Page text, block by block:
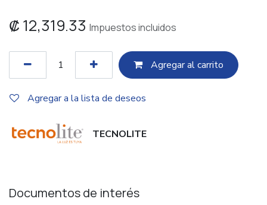
₡ 12,319.33 Impuestos incluidos
Agregar al c​​arrito
Agregar a la lista de deseos
TECNOLITE
Documentos de interés